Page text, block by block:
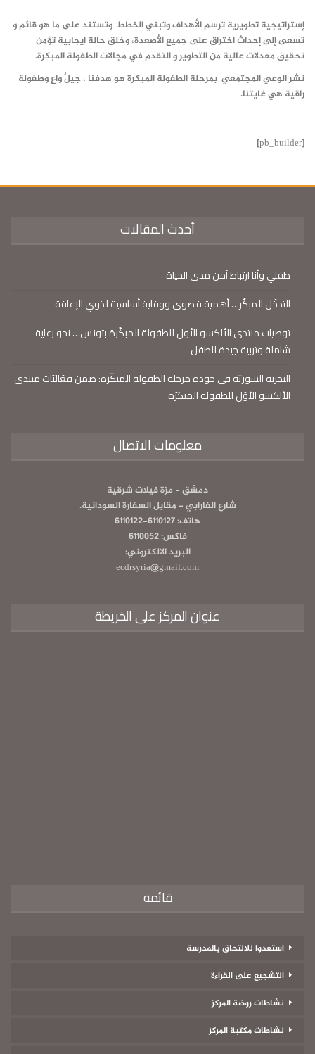
إستراتيجية تطويرية ترسم الأهداف وتبني الخطط وتستند على ما هو قائم و
تسعى إلى إحداث اختراق على جميع الأصعدة، وخلق حالة ايجابية تؤمن
تحقيق معدلات عالية من التطوير و التقدم في مجالات الطفولة المبكرة.
نشر الوعي المجتمعي بمرحلة الطفولة المبكرة هو هدفنا ، جيلٌ واعٍ وطفولة
راقية هي غايتنا.
[pb_builder]
أحدث المقالات
طفلي وأنا ارتباط آمن مدى الحياة
التدخّل المبكّر… أهمية قصوى ووقاية أساسية لذوي الإعاقة
توصيات منتدى الألكسو الأول للطفولة المبكّرة بتونس… نحو رعاية
شاملة وتربية جيدة للطفل
التجربة السوريّة في جودة مرحلة الطفولة المبكّرة: ضمن فعّاليّات منتدى
الألكسو الأوّل للطفولة المبكرّة
معلومات الاتصال
دمشق - مزة فيلات شرقية
شارع الفارابي - مقابل السفارة السودانية.
هاتف: 6110127-6110122
فاكس: 6110052
البريد الالكتروني:
ecdrsyria@gmail.com
عنوان المركز على الخريطة
قائمة
استعدوا للالتحاق بالمدرسة
التشجيع على القراءة
نشاطات روضة المركز
نشاطات مكتبة المركز